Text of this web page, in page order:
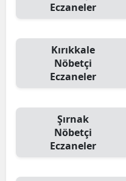
Eczaneler
Kırıkkale
Nöbetçi
Eczaneler
Şırnak
Nöbetçi
Eczaneler